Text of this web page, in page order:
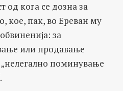
од кога се дозна за
кое, пак, во Ереван му
за
или продавање
поминување